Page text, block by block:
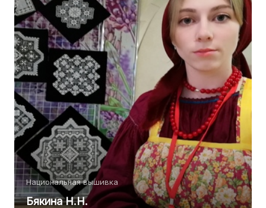
Национальная вышивка
Бякина Н.Н.